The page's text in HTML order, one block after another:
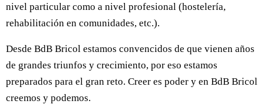
nivel particular como a nivel profesional (hostelería,
rehabilitación en comunidades, etc.).
Desde BdB Bricol estamos convencidos de que vienen años
de grandes triunfos y crecimiento, por eso estamos
preparados para el gran reto. Creer es poder y en BdB Bricol
creemos y podemos.